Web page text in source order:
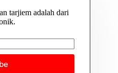
tarjiem adalah dari